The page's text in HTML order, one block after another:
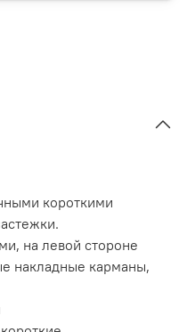
короткими
на левой стороне
накладные карманы,